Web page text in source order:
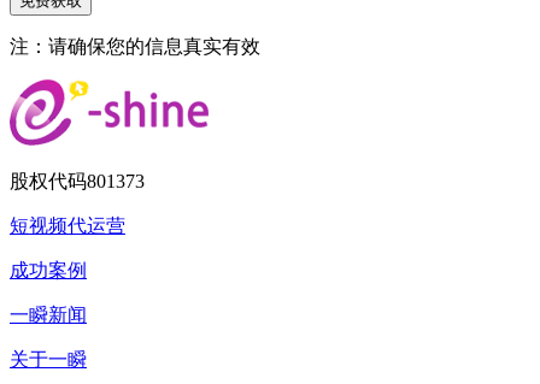
注：请确保您的信息真实有效
股权代码801373
短视频代运营
成功案例
一瞬新闻
关于一瞬